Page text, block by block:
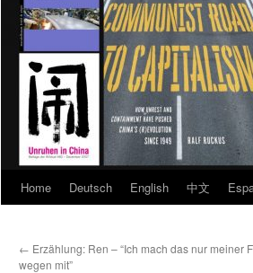
Home Deutsch English 中文
← Erzählung: Ren – “Ich mach das nur meiner
wegen mit”